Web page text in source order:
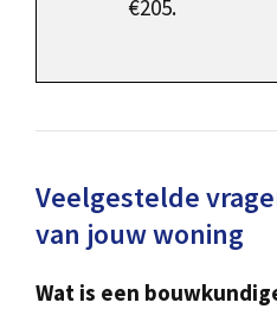
€205.
Veelgestelde
van jouw woning
Wat is een